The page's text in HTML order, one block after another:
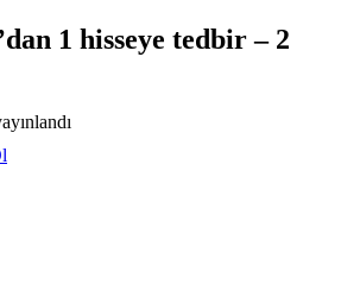
1 hisseye tedbir – 2